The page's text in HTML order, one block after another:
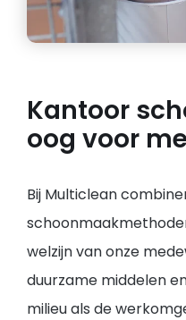
Kantoor
oog voor
Bij Multiclean
welzijn van onze
duurzame middelen
milieu als de